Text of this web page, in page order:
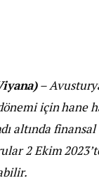
–
için hane
altında
2 Ekim